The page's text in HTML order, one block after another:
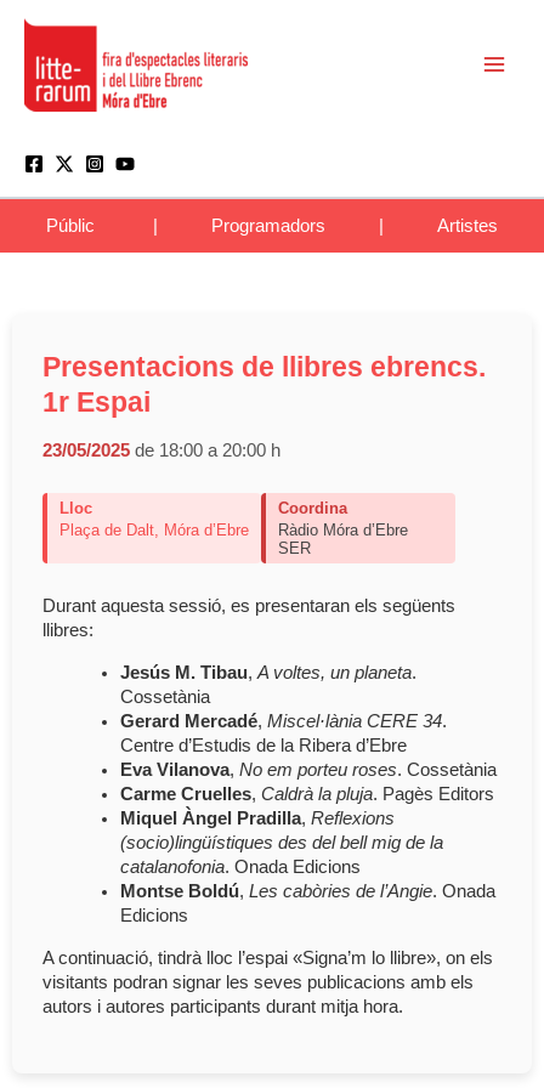
Vés
contingut
Públic Programadors Artistes
Presentacions de llibres ebrencs.
1r Espai
23/05/2025 de 18:00 a 20:00 h
Lloc
Plaça de Dalt, Móra d’Ebre
Coordina
Ràdio Móra d’Ebre
SER
Durant aquesta sessió, es presentaran els següents
llibres:
Jesús M. Tibau, A voltes, un planeta.
Cossetània
Gerard Mercadé, Miscel·lània CERE 34.
Centre d’Estudis de la Ribera d’Ebre
Eva Vilanova, No em porteu roses. Cossetània
Carme Cruelles, Caldrà la pluja. Pagès Editors
Miquel Àngel Pradilla, Reflexions
(socio)lingüístiques des del bell mig de la
catalanofonia. Onada Edicions
Montse Boldú, Les cabòries de l’Angie. Onada
Edicions
A continuació, tindrà lloc l’espai «Signa’m lo llibre», on els
visitants podran signar les seves publicacions amb els
autors i autores participants durant mitja hora.